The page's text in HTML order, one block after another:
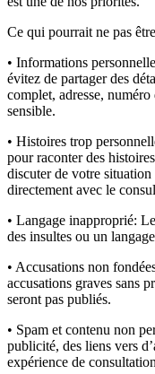
Ce qui pourrait ne pas
• Informations
évitez de partager des
complet, adresse,
sensible.
• Histoires trop
pour raconter des
discuter de votre
directement avec le
• Langage inapproprié:
des insultes ou un
• Accusations non
accusations graves sans
seront pas publiés.
• Spam et contenu non
publicité, des liens vers
expérience de